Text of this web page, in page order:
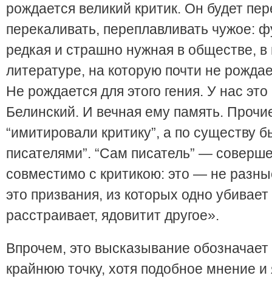
рождается великий критик. Он будет
перекаливать, переплавливать чужое:
редкая и страшно нужная в обществе, в
литературе, на которую почти не
Не рождается для этого гения. У нас
Белинский. И вечная ему память.
“имитировали критику”, а по существу
писателями”. “Сам писатель” —
совместимо с критикою: это — не
это призвания, из которых одно убивает
расстраивает, ядовитит другое».
Впрочем, это высказывание обозначает
крайнюю точку, хотя подобное мнение и